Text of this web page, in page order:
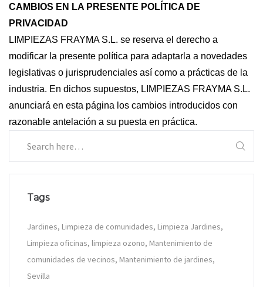
CAMBIOS EN LA PRESENTE POLÍTICA DE
PRIVACIDAD
LIMPIEZAS FRAYMA S.L. se reserva el derecho a
modificar la presente política para adaptarla a novedades
legislativas o jurisprudenciales así como a prácticas de la
industria. En dichos supuestos, LIMPIEZAS FRAYMA S.L.
anunciará en esta página los cambios introducidos con
razonable antelación a su puesta en práctica.
Tags
Jardines Limpieza de comunidades Limpieza Jardines
Limpieza oficinas limpieza ozono Mantenimiento de
comunidades de vecinos Mantenimiento de jardines
Sevilla